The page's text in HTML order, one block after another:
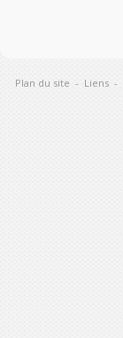
Plan du site - Liens -